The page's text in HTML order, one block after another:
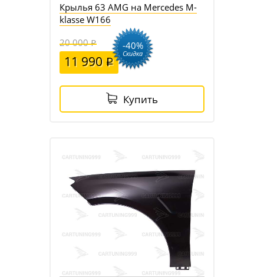
Крылья 63 AMG на Mercedes M-
klasse W166
20 000
11 990
-40%
Скидка
Купить